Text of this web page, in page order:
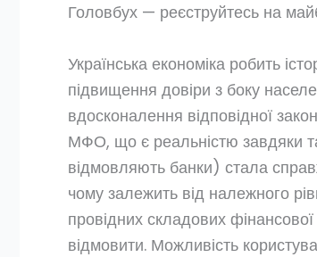
Головбух — реєструйтесь на
Українська економіка робить
підвищення довіри з боку
вдосконалення відповідної
МФО, що є реальністю завдяки
відмовляють банки) стала
чому залежить від належного
провідних складових
відмовити. Можливість